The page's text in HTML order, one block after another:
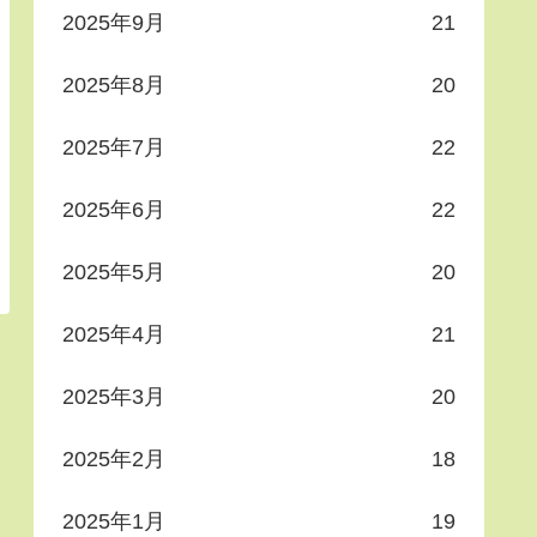
2025年9月 21
2025年8月 20
2025年7月 22
2025年6月 22
2025年5月 20
2025年4月 21
2025年3月 20
2025年2月 18
2025年1月 19